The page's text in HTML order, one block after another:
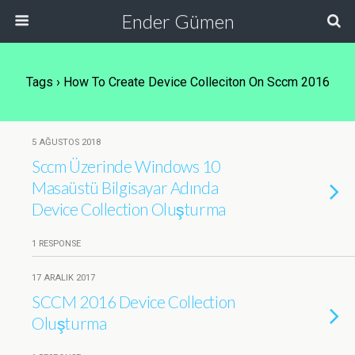
Ender Gümen
Tags › How To Create Device Colleciton On Sccm 2016
5 AĞUSTOS 2018
Sccm Üzerinde Windows 10
Masaüstü Bilgisayar Adında
Device Collection Oluşturma
1 RESPONSE
17 ARALIK 2017
SCCM 2016 Device Collection
Oluşturma